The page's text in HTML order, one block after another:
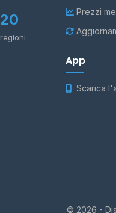
20
regioni
Prezzi
App
Scarica
© 2026 -